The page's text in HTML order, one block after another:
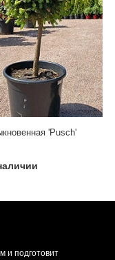
'Pusch'
и подготовит